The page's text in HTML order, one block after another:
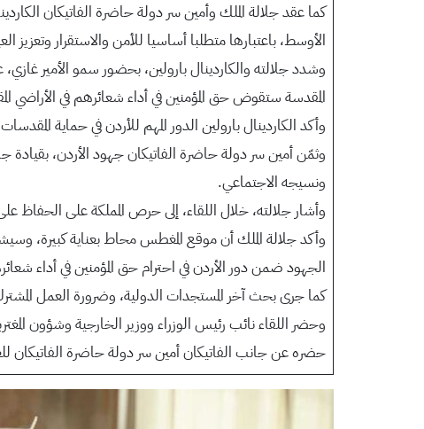
كما عقد جلالة الملك وأمين سر دولة حاضرة الفاتيكان
الأوسط، باعتبارها متطلبا أساسيا للأمن والاستقرار وتعزيز
وشدد جلالته والكاردينال بارولين، بحضور سمو الأمير
المقدسة ستقوض حق المؤمنين في أداء شعائرهم في الأراضي
وأكد الكاردينال بارولين الدور المهم للأردن في حماية
وثمّن أمين سر دولة حاضرة الفاتيكان جهود الأردن،
ونسيجه الاجتماعي.
وأشار جلالته، خلال اللقاء، إلى حرص المملكة على الحفاظ
وأكد جلالة الملك أن موقع المغطس محاط بعناية كبيرة،
الجهود ضمن دور الأردن في احترام حق المؤمنين في أداء
كما جرى بحث آخر المستجدات الدولية، وضرورة العمل
وحضر اللقاء نائب رئيس الوزراء ووزير الخارجية وشؤون
حضره عن جانب الفاتيكان أمين سر دولة حاضرة الفاتيكان